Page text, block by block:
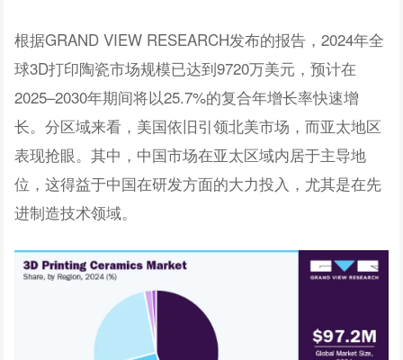
根据GRAND VIEW RESEARCH发布的报告，2024年全
球3D打印陶瓷市场规模已达到9720万美元，预计在
2025–2030年期间将以25.7%的复合年增长率快速增
长。分区域来看，美国依旧引领北美市场，而亚太地区
表现抢眼。其中，中国市场在亚太区域内居于主导地
位，这得益于中国在研发方面的大力投入，尤其是在先
进制造技术领域。